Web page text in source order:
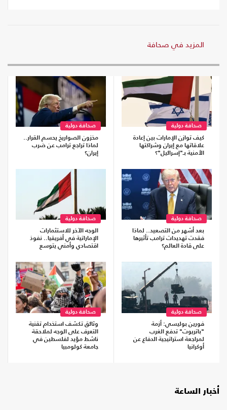
المزيد في صحافة
صحافة دولية
كيف توازن الإمارات بين إعادة
علاقاتها مع إيران وشراكتها
الأمنية بـ"إسرائيل"؟
صحافة دولية
مخزون الصواريخ يحسم القرار..
لماذا تراجع ترامب عن ضرب
إيران؟
صحافة دولية
بعد أشهر من التصعيد.. لماذا
فقدت تهديدات ترامب تأثيرها
على قادة العالم؟
صحافة دولية
الوجه الآخر للاستثمارات
الإماراتية في أفريقيا.. نفوذ
اقتصادي وأمني يتوسع
صحافة دولية
فورين بوليسي: أزمة
"باتريوت" تدفع الغرب
لمراجعة استراتيجية الدفاع عن
أوكرانيا
صحافة دولية
وثائق تكشف استخدام تقنية
التعرف على الوجه لملاحقة
ناشط مؤيد لفلسطين في
جامعة كولومبيا
أخبار الساعة